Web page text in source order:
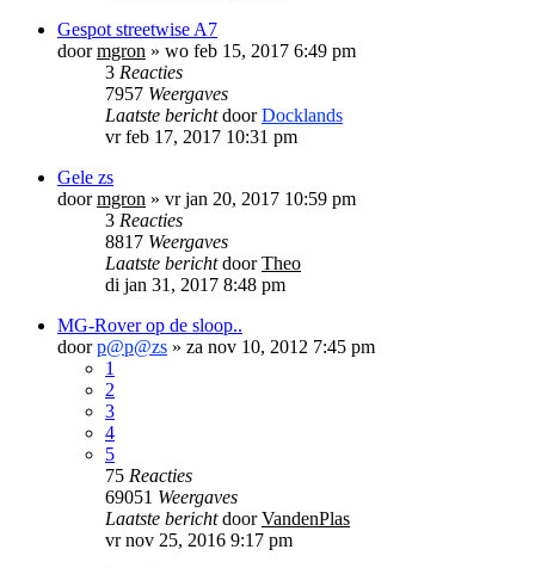
Gespot streetwise A7
doormgron » wo feb 15, 2017 6:49 pm
3 Reacties
7957 Weergaves
Laatste berichtdoorDocklands
vr feb 17, 2017 10:31 pm
Gele zs
doormgron » vr jan 20, 2017 10:59 pm
3 Reacties
8817 Weergaves
Laatste berichtdoorTheo
di jan 31, 2017 8:48 pm
MG-Rover op de sloop..
doorp@p@zs » za nov 10, 2012 7:45 pm
1
2
3
4
5
75 Reacties
69051 Weergaves
Laatste berichtdoorVandenPlas
vr nov 25, 2016 9:17 pm